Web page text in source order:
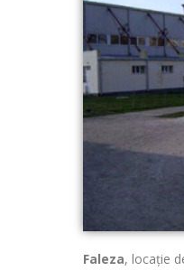
Faleza, locaţie